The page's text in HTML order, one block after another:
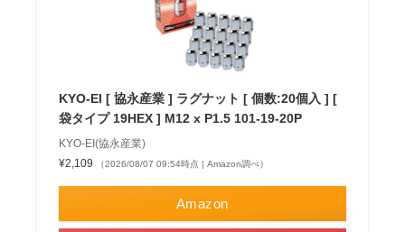
KYO-EI [ 協永産業 ] ラグナット [ 個数:20個入 ] [
袋タイプ 19HEX ] M12 x P1.5 101-19-20P
KYO-EI(協永産業)
¥2,109
（2026/08/07 09:54時点 | Amazon調べ）
Amazon